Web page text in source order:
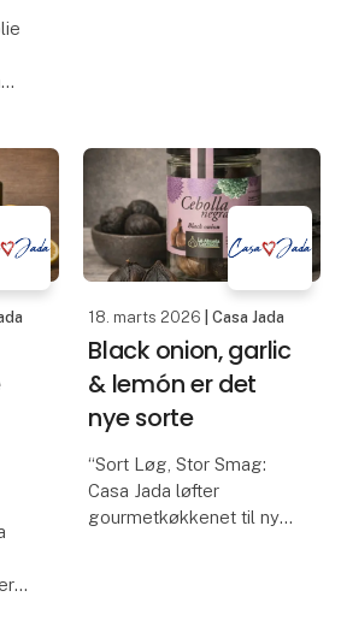
18. marts 2026 | Casa Jada
Black onion, garlic
& lemón er det
nye sorte
“Sort Løg, Stor Smag:
Casa Jada løfter
gourmetkøkkenet til nye